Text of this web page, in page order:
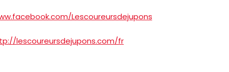
Lescoureursdejupons
lescoureursdejupons.com/fr